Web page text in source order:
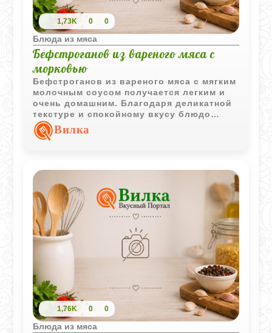
1,73K 0 0
Блюда из мяса
Бефстроганов из вареного мяса с
морковью
Бефстроганов из вареного мяса с мягким
молочным соусом получается легким и
очень домашним. Благодаря деликатной
текстуре и спокойному вкусу блюдо
хорошо подходит для детского меню.
Вилка
1,76K 0 0
Блюда из мяса